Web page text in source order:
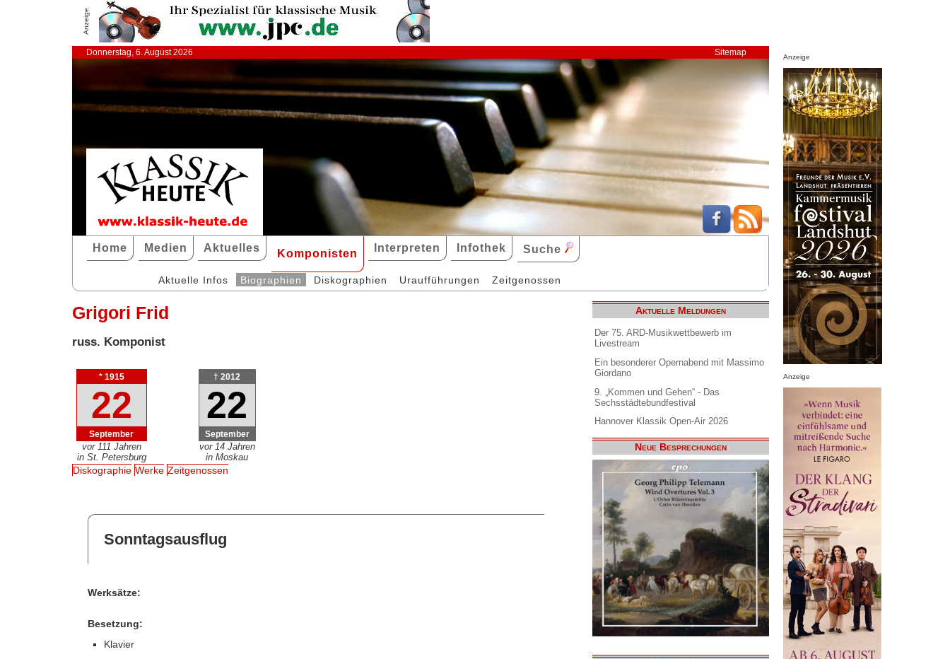
Anzeige
Donnerstag, 6. August 2026 Sitemap
Home Medien Aktuelles Komponisten Interpreten Infothek Suche
Aktuelle Infos Biographien Diskographien Uraufführungen Zeitgenossen
Grigori Frid
russ. Komponist
* 1915
22
September
vor 111 Jahren
in St. Petersburg
† 2012
22
September
vor 14 Jahren
in Moskau
Diskographie Werke Zeitgenossen
Sonntagsausflug
Werksätze:
Besetzung:
Klavier
Aktuelle Meldungen
Der 75. ARD-Musikwettbewerb im
Livestream
Ein besonderer Opernabend mit Massimo
Giordano
9. „Kommen und Gehen“ - Das
Sechsstädtebundfestival
Hannover Klassik Open-Air 2026
Neue Besprechungen
Anzeige
Anzeige